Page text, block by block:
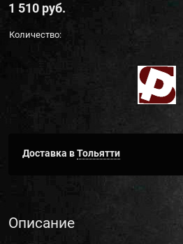
1 510 руб.
Количество:
Доставка вТольятти
Описание